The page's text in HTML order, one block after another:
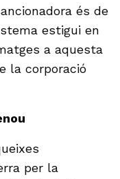
és de
estigui en
a aquesta
la corporació
per la